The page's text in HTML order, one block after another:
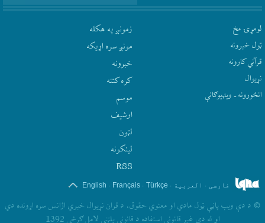
لومړۍ مخ
ټول خبرونه
قرآني کارونه
نړيوال
انځورونه ـ ویډیوګانې
زمونږ په هکله
مونږ سره اړيکه
‫خبرونه
کره کتنه
موسم
ارشيف
لټون
لينکونه
RSS
فارسی . العربیة .
Türkçe
.
Français
.
English
© د دې ويب پاڼې ټول مادي او معنوي حقوق، د قران نړيوال خبري اژانس سره اړونده دي
او له دې غير قانوني استفاده د قانوني پلټني لامل ګرځي 1392